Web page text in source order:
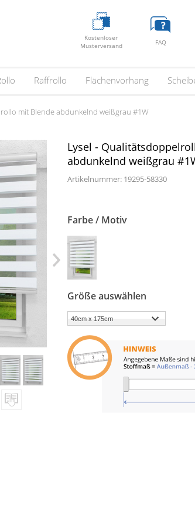
Kostenloser
Musterversand
FAQ
Raffrollo Flächenvorhang
mit Blende abdunkelnd weißgrau #1W
Lysel -
abdunkelnd weißgrau
Artikelnummer: 19295-58330
Farbe / Motiv
Größe auswählen